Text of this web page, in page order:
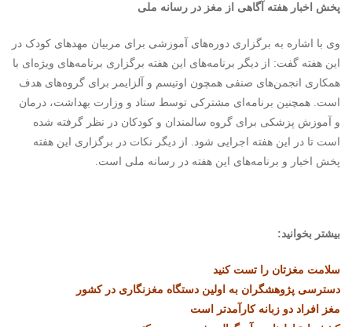
پخش اخبار هفته آگاهی از مغز در رسانه ملی
وی با اشاره به برگزاری دوره‌های آموزشی برای مربیان مهدهای کودک در
این هفته گفت: از دیگر برنامه‌های این هفته برگزاری برنامه‌های ویژه‌ای با
همکاری انجمن‌های صنفی همچون اوتیسم و آلزایمر برای گروه‌های هدف
است. همچنین برنامه‌ای مشترکی توسط ستاد و وزارت بهداشت، درمان
و آموزش پزشکی برای گروه سالمندان و کودکان در نظر گرفته شده
است تا در این هفته اجرایی شود. از دیگر نکات در برگزاری این هفته
پخش اخبار و برنامه‌های این هفته در رسانه ملی است.
بیشتر بخوانید:
سلامت مغزتان را تست کنید
دسترسی پژوهشگران به اولین دستگاه مغزنگاری در کشور
مغز افراد دو زبانه کارآمدتر است